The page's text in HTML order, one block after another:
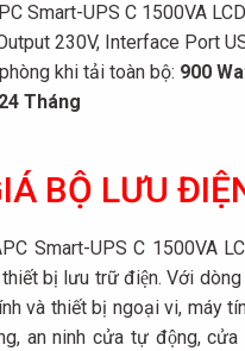
Smart-UPS C 1500VA
230V, Interface Port
khi tải toàn bộ: 900
Tháng
BỘ LƯU
Smart-UPS C 1500VA
bị lưu trữ điện. Với
và thiết bị ngoại vi, máy
an ninh cửa tự động,